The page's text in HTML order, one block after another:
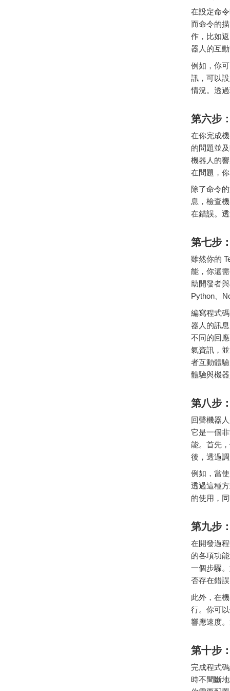
在設定命令
而命令的
作， 比如
器人的互動
例如， 你
訊， 可以
情況。 透過
第六步
在你完成
的問題並
機器 人的
在問題， 你
除了命令的
息， 檢查
在錯誤。
第七步
雖然你的
能， 你還
助開發者與
Python、
編寫程式碼
器 人的訊
不同的回
氣資訊， 並
者互動體
體驗與機器
第八步
回聲機器 人
它是一個
能。 首先，
後， 透過調
例如， 當
透過這種
的使用，
第九步
在開發過程
的各項功能
一個步驟。
否存在錯
此外， 在
行。 你可以
響應速度。
第十步
完成程式碼
時不間斷地